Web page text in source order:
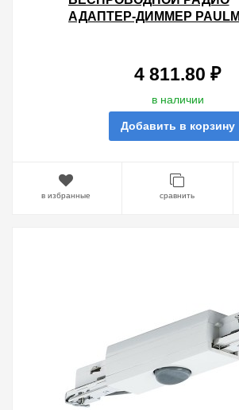
АДАПТЕР-ДИММЕР
4 811.80 ₽
в наличии
Добавить в корзину
в избранные сравнить